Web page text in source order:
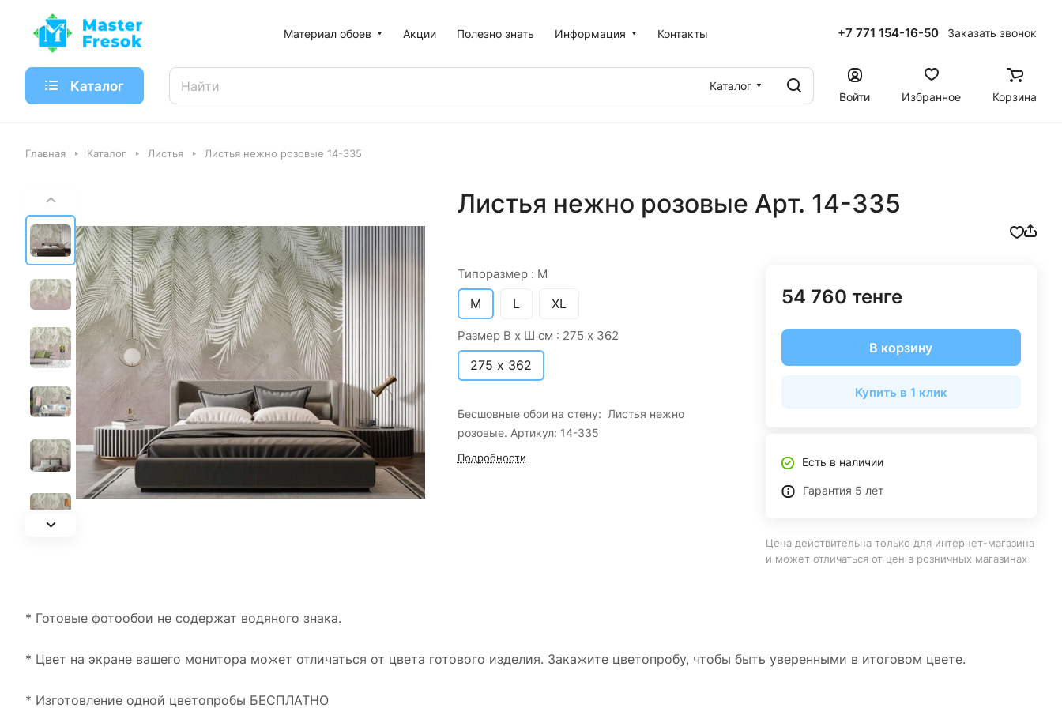
Материал обоев Акции Полезно знать Информация Контакты +7 771 154-16-50 Заказать звонок
Каталог
Каталог
Войти
Избранное Корзина
Главная Каталог Листья Листья нежно розовые 14-335
Листья нежно розовые Арт. 14-335
Типоразмер : M
M L XL
Размер В х Ш см : 275 х 362
275 х 362
Бесшовные обои на стену: Листья нежно
розовые. Артикул: 14-335
Подробности
54 760 тенге
В корзину
Купить в 1 клик
Есть в наличии
Гарантия 5 лет
Цена действительна только для интернет-магазина
и может отличаться от цен в розничных магазинах
* Готовые фотообои не содержат водяного знака.
* Цвет на экране вашего монитора может отличаться от цвета готового изделия. Закажите цветопробу, чтобы быть уверенными в итоговом цвете.
* Изготовление одной цветопробы БЕСПЛАТНО